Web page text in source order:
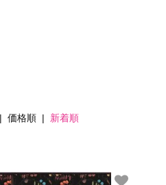
| 価格順 | 新着順